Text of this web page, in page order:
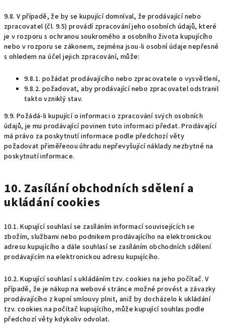
9.8. V případě, že by se kupující domníval, že prodávající nebo
zpracovatel (čl. 9.5) provádí zpracování jeho osobních údajů, které
je v rozporu s ochranou soukromého a osobního života kupujícího
nebo v rozporu se zákonem, zejména jsou-li osobní údaje nepřesné
s ohledem na účel jejich zpracování, může:
9.8.1. požádat prodávajícího nebo zpracovatele o vysvětlení,
9.8.2. požadovat, aby prodávající nebo zpracovatel odstranil
takto vzniklý stav.
9.9. Požádá-li kupující o informaci o zpracování svých osobních
údajů, je mu prodávající povinen tuto informaci předat. Prodávající
má právo za poskytnutí informace podle předchozí věty
požadovat přiměřenou úhradu nepřevyšující náklady nezbytné na
poskytnutí informace.
10. Zasílání obchodních sdělení a
ukládání cookies
10.1. Kupující souhlasí se zasíláním informací souvisejících se
zbožím, službami nebo podnikem prodávajícího na elektronickou
adresu kupujícího a dále souhlasí se zasíláním obchodních sdělení
prodávajícím na elektronickou adresu kupujícího.
10.2. Kupující souhlasí s ukládáním tzv. cookies na jeho počítač. V
případě, že je nákup na webové stránce možné provést a závazky
prodávajícího z kupní smlouvy plnit, aniž by docházelo k ukládání
tzv. cookies na počítač kupujícího, může kupující souhlas podle
předchozí věty kdykoliv odvolat.